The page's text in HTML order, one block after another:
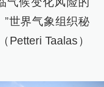
”世界气象组织秘
Petteri Taalas）